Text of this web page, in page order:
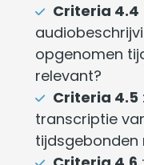
Criteria 4.4
opgenomen
relevant?
Criteria 4.5
transcriptie
tijdsgebonden